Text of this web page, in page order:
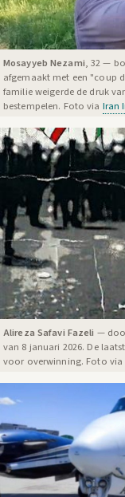
Mosayyeb Nezami, 32 —
afgemaakt met een "coup
familie weigerde de druk
bestempelen. Foto via Iran
Alireza Safavi Fazeli —
van 8 januari 2026. De
voor overwinning. Foto via